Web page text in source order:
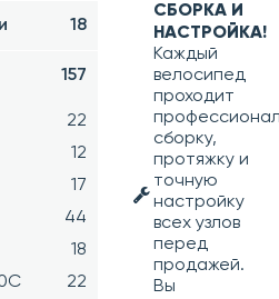
18
157
22
12
17
44
18
22
СБОРКА И
НАСТРОЙКА!
Каждый
велосипед
проходит
сборку,
протяжку и
точную
настройку
всех узлов
перед
продажей.
Вы